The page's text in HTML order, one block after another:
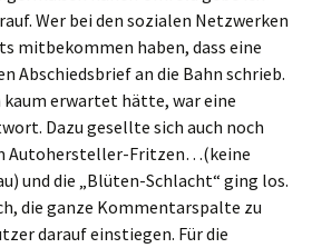
Wer bei den sozialen Netzwerken
mitbekommen haben, dass eine
Abschiedsbrief an die Bahn schrieb.
kaum erwartet hätte, war eine
Dazu gesellte sich auch noch
Autohersteller-Fritzen…(keine
und die „Blüten-Schlacht“ ging los.
die ganze Kommentarspalte zu
darauf einstiegen. Für die